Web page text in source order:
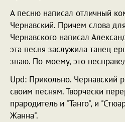
А песню написал отличный
Чернавский. Причем слова
Чернавского написал
эта песня заслужила танец
знаю. По-моему, это
Upd: Прикольно. Чернавский
своим песням. Творчески
прародитель и "Танго", и
Жанна".